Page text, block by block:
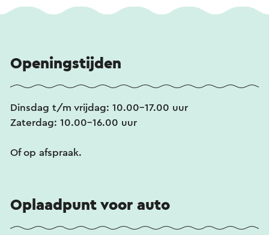
Openingstijden
Dinsdag t/m vrijdag: 10.00–17.00 uur
Zaterdag: 10.00–16.00 uur
Of op afspraak.
Oplaadpunt voor auto